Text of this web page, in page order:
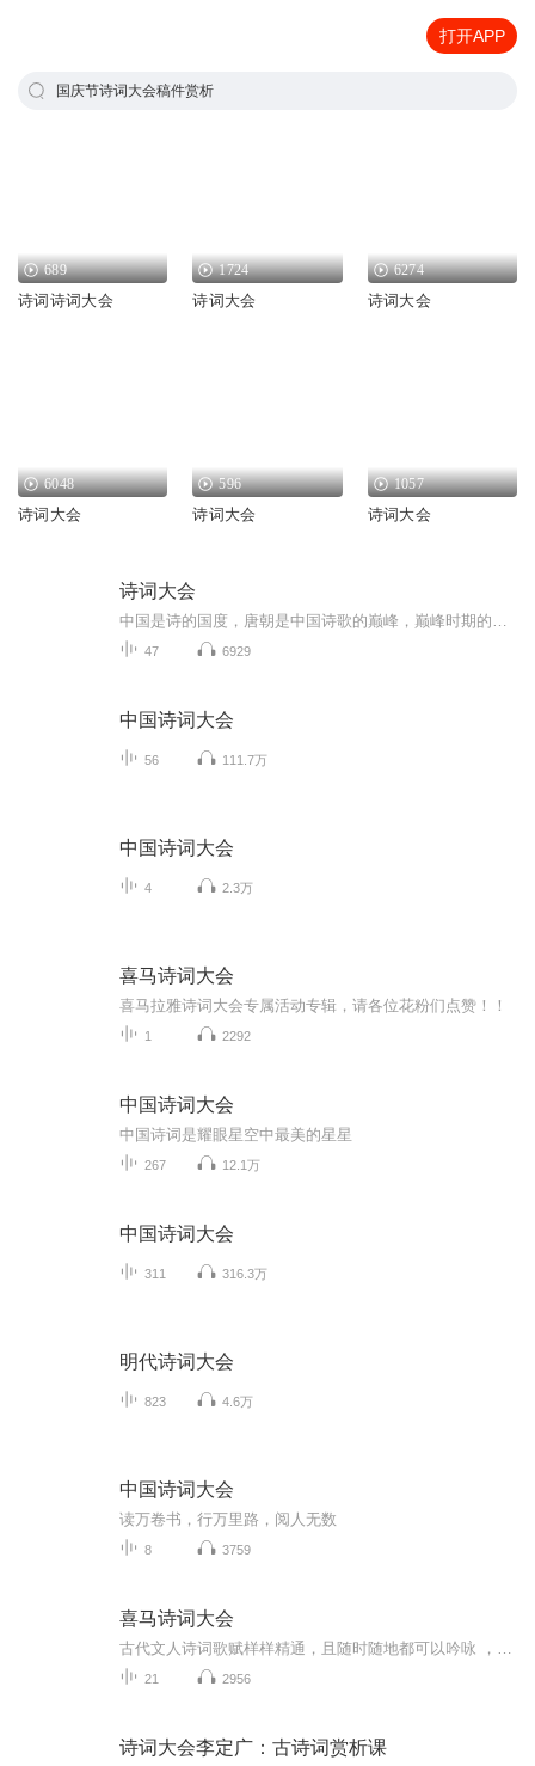
打开APP
国庆节诗词大会稿件赏析
689
诗词诗词大会
1724
诗词大会
6274
诗词大会
6048
诗词大会
596
诗词大会
1057
诗词大会
诗词大会
47 6929
中国诗词大会
56 111.7万
中国诗词大会
4 2.3万
喜马诗词大会
喜马拉雅诗词大会专属活动专辑，请各位花粉们点赞！！
1 2292
中国诗词大会
中国诗词是耀眼星空中最美的星星
267 12.1万
中国诗词大会
311 316.3万
明代诗词大会
823 4.6万
中国诗词大会
读万卷书，行万里路，阅人无数
8 3759
喜马诗词大会
21 2956
诗词大会李定广：古诗词赏析课